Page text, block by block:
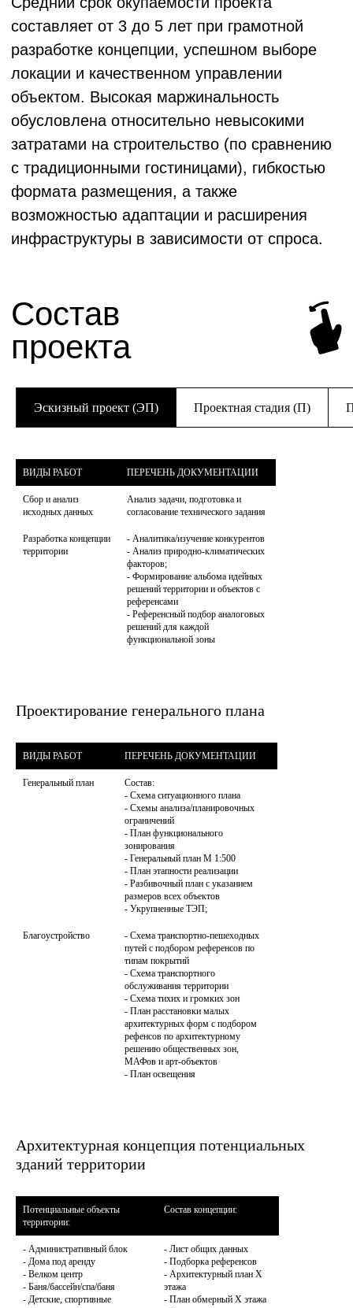
Эскизный проект (ЭП) Проектная стадия (П)
ВИДЫ РАБОТ ПЕРЕЧЕНЬ ДОКУМЕНТАЦИИ
Сбор и анализ
исходных данных
Анализ задачи, подготовка и
согласование технического задания
Разработка концепции
территории
- Аналитика/изучение конкурентов
- Анализ природно-климатических
факторов;
- Формирование альбома идейных
решений территории и объектов с
референсами
- Референсный подбор аналоговых
решений для каждой
функциональной зоны
Проектирование генерального плана
ВИДЫ РАБОТ ПЕРЕЧЕНЬ ДОКУМЕНТАЦИИ
Генеральный план
Состав:
- Схема ситуационного плана
- Схемы анализа/планировочных
ограничений
- План функционального
зонирования
- Генеральный план М 1:500
- План этапности реализации
- Разбивочный план с указанием
размеров всех объектов
- Укрупненные ТЭП;
Благоустройство
- Схема транспортно-пешеходных
путей с подбором референсов по
типам покрытий
- Схема транспортного
обслуживания территории
- Схема тихих и громких зон
- План расстановки малых
архитектурных форм с подбором
рефенсов по архитектурному
решению общественных зон,
МАФов и арт-объектов
- План освещения
Архитектурная концепция потенциальных
зданий территории
Потенциальные объекты
- Административный блок
- Дома под аренду
- Велком центр
- Баня/бассейн/спа/баня
- Детские, спортивные
- Лист общих данных
- Подборка референсов
- Архитектурный план Х
этажа
- План обмерный Х этажа